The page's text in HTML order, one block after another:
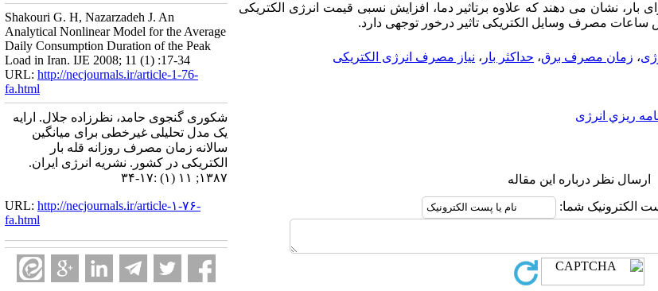
بار، نشان می دهند که علاوه برتاثیر دما، افزایش نسبی قیمت انرژی الکتریکی
ساعات مصرف وسایل الکتریکی تاثیر درخور توجهی دارد.
، زمان مصرف برق، حداکثر بار ، نیاز مصرف انرژی الکتریکی
ريزي انرژی
ارسال نظر درباره این مقاله
الکترونیک شما:
Shakouri G. H, Nazarzadeh J. An
Analytical Nonlinear Model for the Average
Daily Consumption Duration of the Peak
Load in Iran. IJE 2008; 11 (1) :17-34
URL: http://necjournals.ir/article-1-76-
fa.html
شکوری گنجوی حامد، نظرزاده جلال. ارایه
یک مدل تحلیلی غیرخطی برای میانگین
سالانه زمان مصرف روزانه قله بار
الکتریکی در کشور. نشریه انرژی ایران.
۱۳۸۷; ۱۱ (۱) :۱۷-۳۴
URL: http://necjournals.ir/article-۱-۷۶-
fa.html